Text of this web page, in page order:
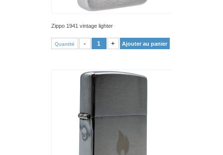
Zippo 1941 vintage lighter
Quantité - + Ajouter au panier